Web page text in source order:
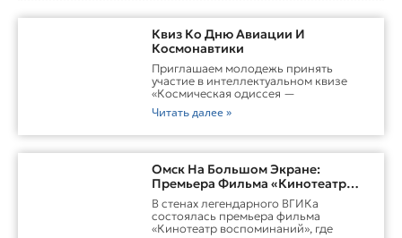
Квиз Ко Дню Авиации И
Космонавтики
Приглашаем молодежь принять
участие в интеллектуальном квизе
«Космическая одиссея —
Читать далее »
Омск На Большом Экране:
Премьера Фильма «Кинотеатр
Воспоминаний»
В стенах легендарного ВГИКа
состоялась премьера фильма
«Кинотеатр воспоминаний», где